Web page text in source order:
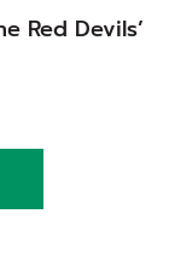
Red Devils’